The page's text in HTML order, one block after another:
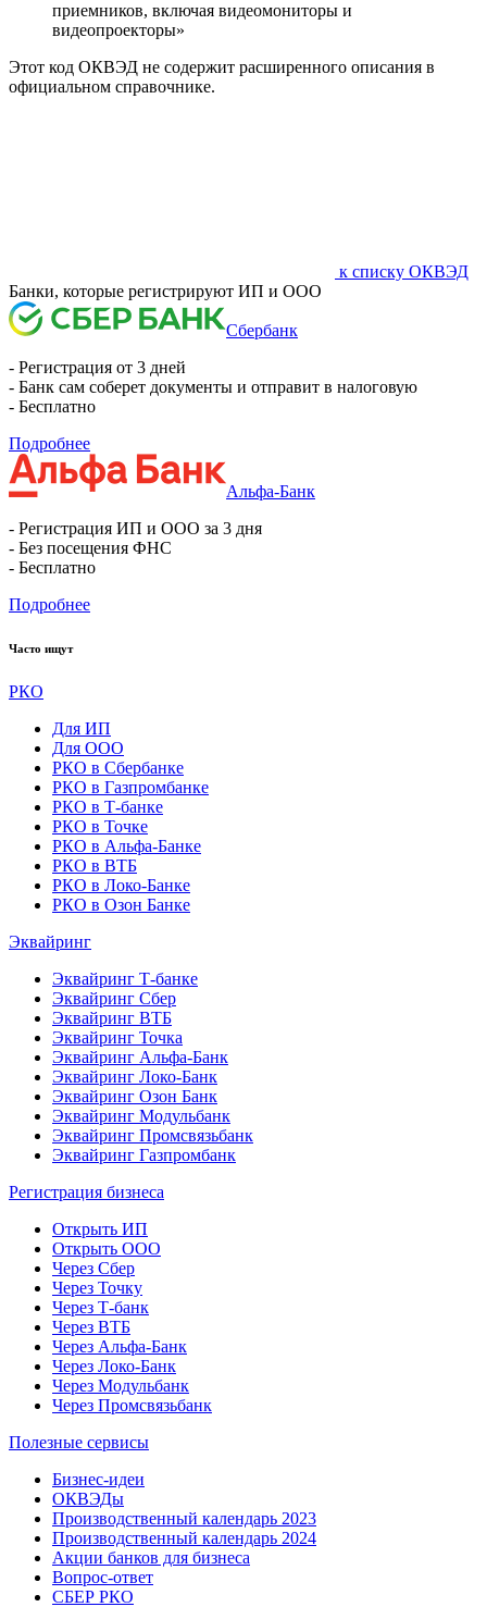
приемников, включая видеомониторы и
видеопроекторы»
Этот код ОКВЭД не содержит расширенного описания в
официальном справочнике.
к списку ОКВЭД
Банки, которые регистрируют ИП и ООО
Сбербанк
- Регистрация от 3 дней
- Банк сам соберет документы и отправит в налоговую
- Бесплатно
Подробнее
Альфа-Банк
- Регистрация ИП и ООО за 3 дня
- Без посещения ФНС
- Бесплатно
Подробнее
Часто ищут
РКО
Для ИП
Для ООО
РКО в Сбербанке
РКО в Газпромбанке
РКО в Т-банке
РКО в Точке
РКО в Альфа-Банке
РКО в ВТБ
РКО в Локо-Банке
РКО в Озон Банке
Эквайринг
Эквайринг Т-банке
Эквайринг Сбер
Эквайринг ВТБ
Эквайринг Точка
Эквайринг Альфа-Банк
Эквайринг Локо-Банк
Эквайринг Озон Банк
Эквайринг Модульбанк
Эквайринг Промсвязьбанк
Эквайринг Газпромбанк
Регистрация бизнеса
Открыть ИП
Открыть ООО
Через Сбер
Через Точку
Через Т-банк
Через ВТБ
Через Альфа-Банк
Через Локо-Банк
Через Модульбанк
Через Промсвязьбанк
Полезные сервисы
Бизнес-идеи
ОКВЭДы
Производственный календарь 2023
Производственный календарь 2024
Акции банков для бизнеса
Вопрос-ответ
СБЕР РКО